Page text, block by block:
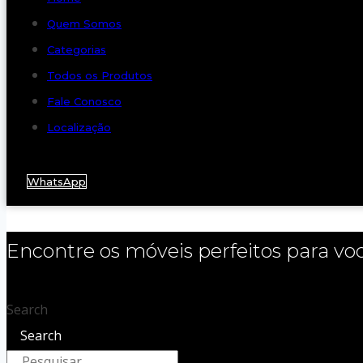
Quem Somos
Categorias
Todos os Produtos
Fale Conosco
Localização
WhatsApp
Encontre os móveis perfeitos para
Search
Search